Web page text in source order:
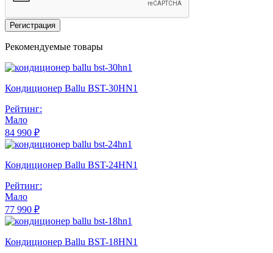
Регистрация
Рекомендуемые товары
Кондиционер Ballu BST-30HN1
Рейтинг:
Мало
84 990 ₽
Кондиционер Ballu BST-24HN1
Рейтинг:
Мало
77 990 ₽
Кондиционер Ballu BST-18HN1